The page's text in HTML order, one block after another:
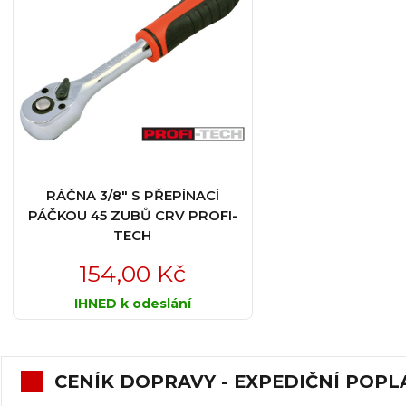
RÁČNA 3/8" S PŘEPÍNACÍ
PÁČKOU 45 ZUBŮ CRV PROFI-
TECH
154,00 Kč
IHNED k odeslání
CENÍK DOPRAVY - EXPEDIČNÍ